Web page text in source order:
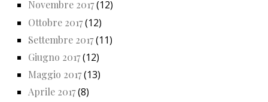
Novembre 2017(12)
Ottobre 2017(12)
Settembre 2017(11)
Giugno 2017(12)
Maggio 2017(13)
Aprile 2017(8)